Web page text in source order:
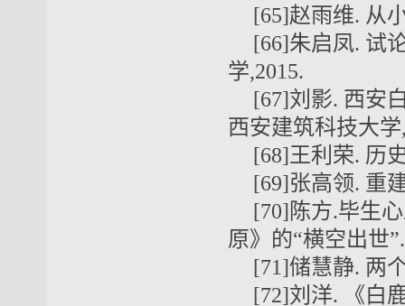
[65]赵雨维. 从
[66]朱启凤. 试
学,2015.
[67]刘影. 西安
西安建筑科技大学
[68]王利荣. 历
[69]张高领. 重
[70]陈方.毕生
原》的“横空出世
[71]储慧静. 两
[72]刘洋. 《白